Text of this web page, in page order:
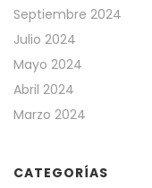
Septiembre 2024
Julio 2024
Mayo 2024
Abril 2024
Marzo 2024
CATEGORÍAS